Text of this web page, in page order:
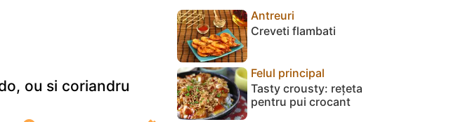
ou si coriandru
Antreuri
Creveti flambati
Felul principal
Tasty crousty: rețeta
pentru pui crocant